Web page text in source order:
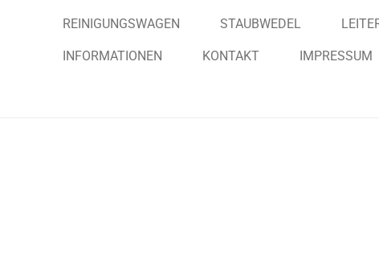
REINIGUNGSWAGEN STAUBWEDEL
INFORMATIONEN KONTAKT IMPRESSUM